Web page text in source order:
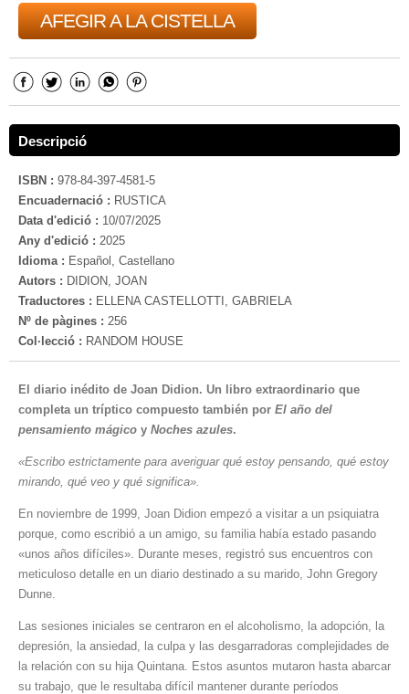
AFEGIR A LA CISTELLA
Descripció
ISBN : 978-84-397-4581-5
Encuadernació : RUSTICA
Data d'edició : 10/07/2025
Any d'edició : 2025
Idioma : Español, Castellano
Autors : DIDION, JOAN
Traductores : ELLENA CASTELLOTTI, GABRIELA
Nº de pàgines : 256
Col·lecció : RANDOM HOUSE
El diario inédito de Joan Didion. Un libro extraordinario que
completa un tríptico compuesto también por El año del
pensamiento mágico y Noches azules.
«Escribo estrictamente para averiguar qué estoy pensando, qué estoy
mirando, qué veo y qué significa».
En noviembre de 1999, Joan Didion empezó a visitar a un psiquiatra
porque, como escribió a un amigo, su familia había estado pasando
«unos años difíciles». Durante meses, registró sus encuentros con
meticuloso detalle en un diario destinado a su marido, John Gregory
Dunne.
Las sesiones iniciales se centraron en el alcoholismo, la adopción, la
depresión, la ansiedad, la culpa y las desgarradoras complejidades de
la relación con su hija Quintana. Estos asuntos mutaron hasta abarcar
su trabajo, que le resultaba difícil mantener durante períodos